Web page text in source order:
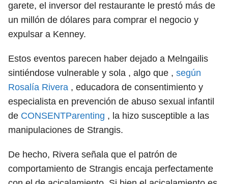
garete, el inversor del restaurante le prestó más de
un millón de dólares para comprar el negocio y
expulsar a Kenney.
Estos eventos parecen haber dejado a Melngailis
sintiéndose vulnerable y sola , algo que , según
Rosalía Rivera , educadora de consentimiento y
especialista en prevención de abuso sexual infantil
de CONSENTParenting , la hizo susceptible a las
manipulaciones de Strangis.
De hecho, Rivera señala que el patrón de
comportamiento de Strangis encaja perfectamente